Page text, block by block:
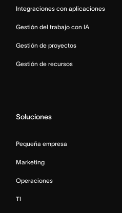
Integraciones con aplicaciones
Gestión del trabajo con IA
Gestión de proyectos
Gestión de recursos
Soluciones
Pequeña empresa
Marketing
Operaciones
TI